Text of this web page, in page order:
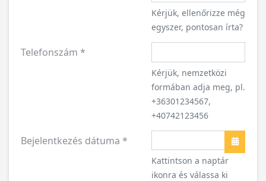
Kérjük, ellenőrizze még
egyszer, pontosan írta?
Telefonszám *
Kérjük, nemzetközi
formában adja meg, pl.
+36301234567,
+40742123456
Bejelentkezés dátuma *
Naptár
Kattintson a naptár
ikonra és válassa ki